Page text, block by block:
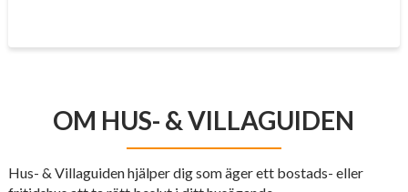
OM HUS- & VILLAGUIDEN
Hus- & Villaguiden hjälper dig som äger ett bostads- eller